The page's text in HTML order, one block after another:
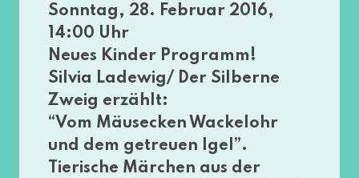
Sonntag, 28. Februar 2016,
14:00 Uhr
Neues Kinder Programm!
Silvia Ladewig/ Der Silberne
Zweig erzählt:
“Vom Mäusecken Wackelohr
und dem getreu­en Igel”.
Tierische Märchen aus der